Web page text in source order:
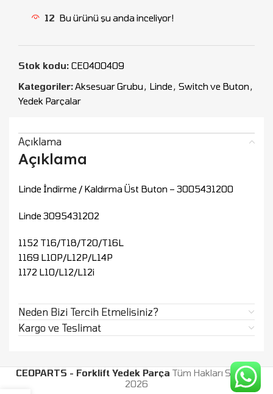
12 Bu ürünü şu anda inceliyor!
Stok kodu: CEO400409
Kategoriler:Aksesuar Grubu, Linde, Switch ve Buton,
Yedek Parçalar
Açıklama
Açıklama
Linde İndirme / Kaldırma Üst Buton – 3005431200
Linde 3095431202
1152 T16/T18/T20/T16L
1169 L10P/L12P/L14P
1172 L10/L12/L12i
Neden Bizi Tercih Etmelisiniz?
Kargo ve Teslimat
CEOPARTS - Forklift Yedek Parça Tüm Hakları Saklıdır.
2026